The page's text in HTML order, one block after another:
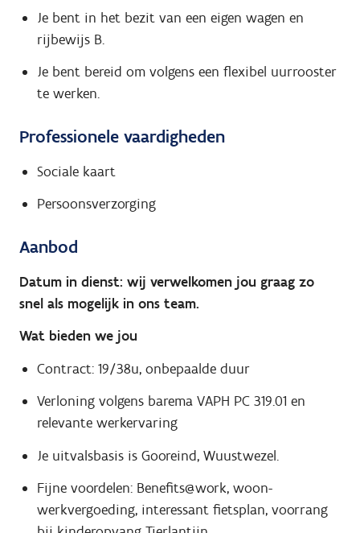
Je bent in het bezit van een eigen wagen en
rijbewijs B.
Je bent bereid om volgens een flexibel uurrooster
te werken.
Professionele vaardigheden
Sociale kaart
Persoonsverzorging
Aanbod
Datum in dienst: wij verwelkomen jou graag zo
snel als mogelijk in ons team.
Wat bieden we jou
Contract: 19/38u, onbepaalde duur
Verloning volgens barema VAPH PC 319.01 en
relevante werkervaring
Je uitvalsbasis is Gooreind, Wuustwezel.
Fijne voordelen: Benefits@work, woon-
werkvergoeding, interessant fietsplan, voorrang